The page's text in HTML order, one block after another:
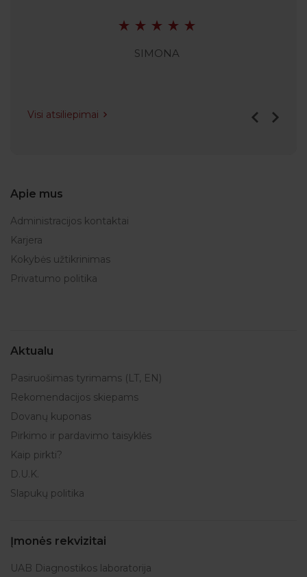
SIMONA
Visi atsiliepimai
Apie mus
Administracijos kontaktai
Karjera
Kokybės užtikrinimas
Privatumo politika
Aktualu
Pasiruošimas tyrimams (LT, EN)
Rekomendacijos skiepams
Dovanų kuponas
Pirkimo ir pardavimo taisyklės
Kaip pirkti?
D.U.K.
Slapukų politika
Įmonės rekvizitai
UAB Diagnostikos laboratorija